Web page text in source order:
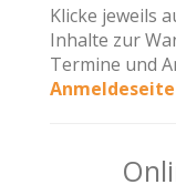
Klicke jeweils
Inhalte zur
Termine und
Anmeldeseite